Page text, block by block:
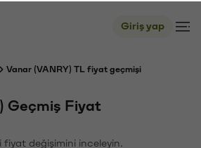
Giriş yap
Vanar (VANRY) TL fiyat geçmişi
Geçmiş Fiyat
fiyat değişimini inceleyin.